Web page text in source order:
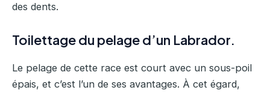
des dents.
Toilettage du pelage d’un Labrador.
Le pelage de cette race est court avec un sous-poil
épais, et c’est l’un de ses avantages. À cet égard,